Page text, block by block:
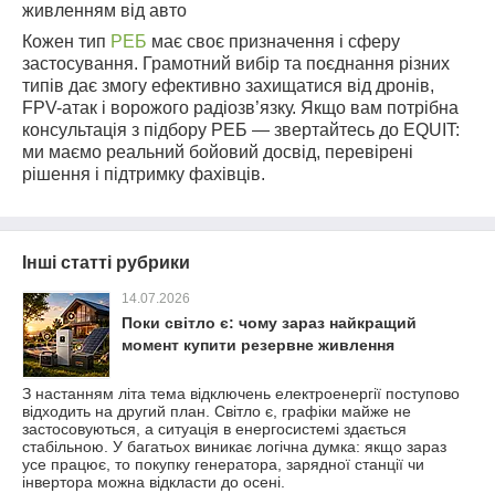
живленням від авто
Кожен тип РЕБ має своє призначення і сферу
застосування. Грамотний вибір та поєднання різних
типів дає змогу ефективно захищатися від дронів,
FPV-атак і ворожого радіозв’язку. Якщо вам потрібна
консультація з підбору РЕБ — звертайтесь до EQUIT:
ми маємо реальний бойовий досвід, перевірені
рішення і підтримку фахівців.
Інші статті рубрики
14.07.2026
Поки світло є: чому зараз найкращий
момент купити резервне живлення
З настанням літа тема відключень електроенергії поступово
відходить на другий план. Світло є, графіки майже не
застосовуються, а ситуація в енергосистемі здається
стабільною. У багатьох виникає логічна думка: якщо зараз
усе працює, то покупку генератора, зарядної станції чи
інвертора можна відкласти до осені.